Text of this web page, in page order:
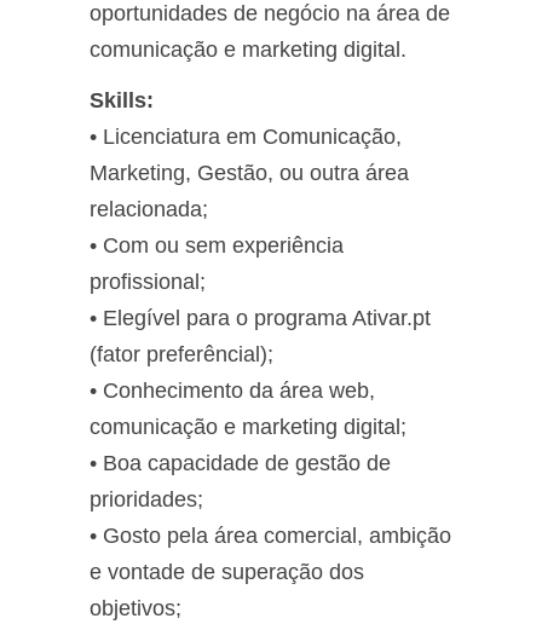
oportunidades de negócio na área de
comunicação e marketing digital.
Skills:
• Licenciatura em Comunicação,
Marketing, Gestão, ou outra área
relacionada;
• Com ou sem experiência
profissional;
• Elegível para o programa Ativar.pt
(fator preferêncial);
• Conhecimento da área web,
comunicação e marketing digital;
• Boa capacidade de gestão de
prioridades;
• Gosto pela área comercial, ambição
e vontade de superação dos
objetivos;